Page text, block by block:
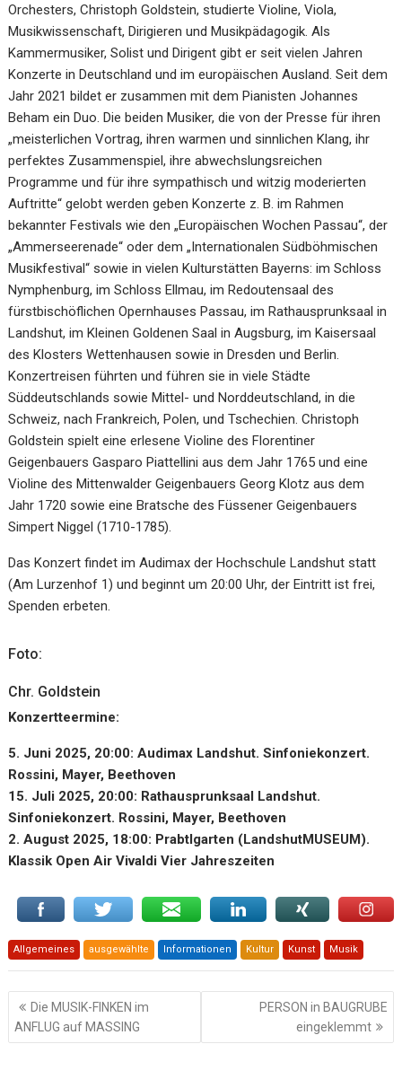
Orchesters, Christoph Goldstein, studierte Violine, Viola,
Musikwissenschaft, Dirigieren und Musikpädagogik. Als
Kammermusiker, Solist und Dirigent gibt er seit vielen Jahren
Konzerte in Deutschland und im europäischen Ausland. Seit dem
Jahr 2021 bildet er zusammen mit dem Pianisten Johannes
Beham ein Duo. Die beiden Musiker, die von der Presse für ihren
„meisterlichen Vortrag, ihren warmen und sinnlichen Klang, ihr
perfektes Zusammenspiel, ihre abwechslungsreichen
Programme und für ihre sympathisch und witzig moderierten
Auftritte“ gelobt werden geben Konzerte z. B. im Rahmen
bekannter Festivals wie den „Europäischen Wochen Passau“, der
„Ammerseerenade“ oder dem „Internationalen Südböhmischen
Musikfestival“ sowie in vielen Kulturstätten Bayerns: im Schloss
Nymphenburg, im Schloss Ellmau, im Redoutensaal des
fürstbischöflichen Opernhauses Passau, im Rathausprunksaal in
Landshut, im Kleinen Goldenen Saal in Augsburg, im Kaisersaal
des Klosters Wettenhausen sowie in Dresden und Berlin.
Konzertreisen führten und führen sie in viele Städte
Süddeutschlands sowie Mittel- und Norddeutschland, in die
Schweiz, nach Frankreich, Polen, und Tschechien. Christoph
Goldstein spielt eine erlesene Violine des Florentiner
Geigenbauers Gasparo Piattellini aus dem Jahr 1765 und eine
Violine des Mittenwalder Geigenbauers Georg Klotz aus dem
Jahr 1720 sowie eine Bratsche des Füssener Geigenbauers
Simpert Niggel (1710-1785).
Das Konzert findet im Audimax der Hochschule Landshut statt
(Am Lurzenhof 1) und beginnt um 20:00 Uhr, der Eintritt ist frei,
Spenden erbeten.
Foto:
Chr. Goldstein
Konzertteermine:
5. Juni 2025, 20:00: Audimax Landshut. Sinfoniekonzert.
Rossini, Mayer, Beethoven
15. Juli 2025, 20:00: Rathausprunksaal Landshut.
Sinfoniekonzert. Rossini, Mayer, Beethoven
2. August 2025, 18:00: Prabtlgarten (LandshutMUSEUM).
Klassik Open Air Vivaldi Vier Jahreszeiten
Allgemeines ausgewählte Informationen Kultur Kunst Musik
Beitragsnavigation
Die MUSIK-FINKEN im
ANFLUG auf MASSING
PERSON in BAUGRUBE
eingeklemmt